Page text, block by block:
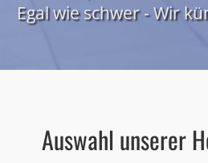
Egal wie schwer - Wir
Auswahl unserer